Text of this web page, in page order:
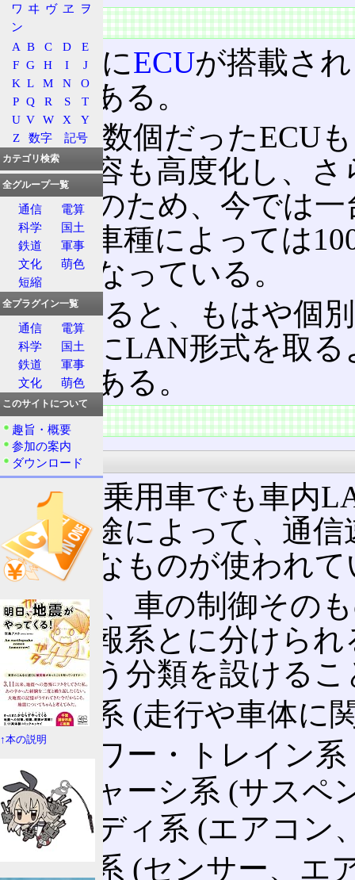
概要
自動車にECUが搭載さ
年代である。
当初は数個だったECU
御の内容も高度化し、
た。このため、今では
ECU、車種によっては
ようになっている。
こうなると、もはや個
て接続にLAN形式を取
LANである。
特徴
分類
一つの乗用車でも車内
く、用途によって、通
ら様々なものが使われ
大きく、車の制御その
外の情報系とに分けら
系という分類を設ける
制御系 (走行や車体に
パワー・トレイン
シャーシ系 (サスペ
ボディ系 (エアコン
安全系 (センサー、エ
ワ ヰ ヴ ヱ
ヲ
ン
A B C D
E
F G H I
J
K L M N
O
P Q R S
T
U V W X
Y
Z
数字 記号
カテゴリ検索
全グループ一覧
通信
電算
科学
国土
鉄道
軍事
文化
萌色
短縮
全プラグイン一覧
通信
電算
科学
国土
鉄道
軍事
文化
萌色
このサイトについて
趣旨・概要
参加の案内
ダウンロード
↑本の説明